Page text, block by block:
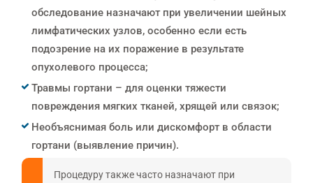
обследование назначают при увеличении шейных
лимфатических узлов, особенно если есть
подозрение на их поражение в результате
опухолевого процесса;
Травмы гортани – для оценки тяжести
повреждения мягких тканей, хрящей или связок;
Необъяснимая боль или дискомфорт в области
гортани (выявление причин).
Процедуру также часто назначают при